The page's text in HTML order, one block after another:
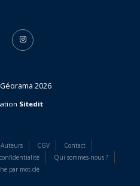
2026
Sitedit
Auteurs CGV
Contact
Qui sommes-nous ?
par mot-clé